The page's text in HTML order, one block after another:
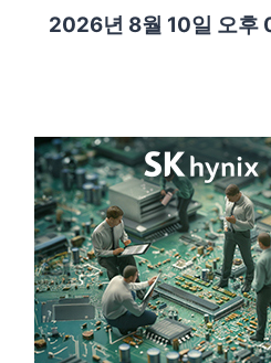
2026년 8월 10일 오후